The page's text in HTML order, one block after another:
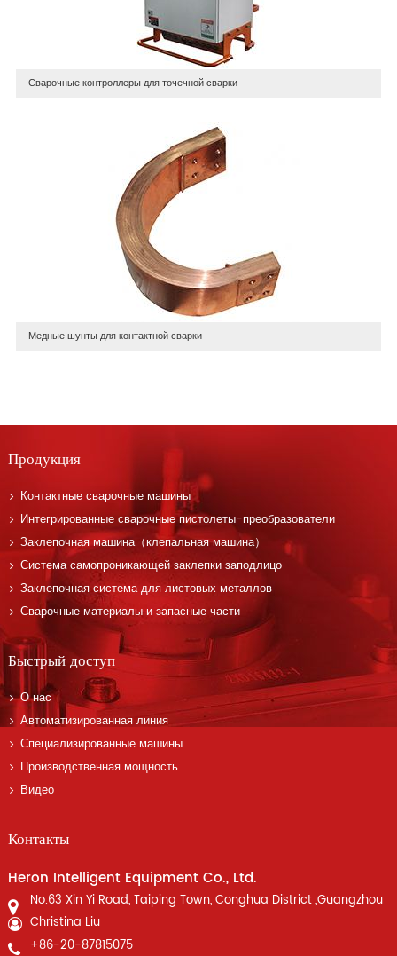
Сварочные контроллеры для точечной сварки
Медные шунты для контактной сварки
Продукция
Контактные сварочные машины
Интегрированные сварочные пистолеты-преобразователи
Заклепочная машина（клепальная машина）
Система самопроникающей заклепки заподлицо
Заклепочная система для листовых металлов
Сварочные материалы и запасные части
Быстрый доступ
О нас
Автоматизированная линия
Специализированные машины
Производственная мощность
Видео
Контакты
Heron Intelligent Equipment Co., Ltd.
No.63 Xin Yi Road, Taiping Town, Conghua District ,Guangzhou
Christina Liu
+86-20-87815075